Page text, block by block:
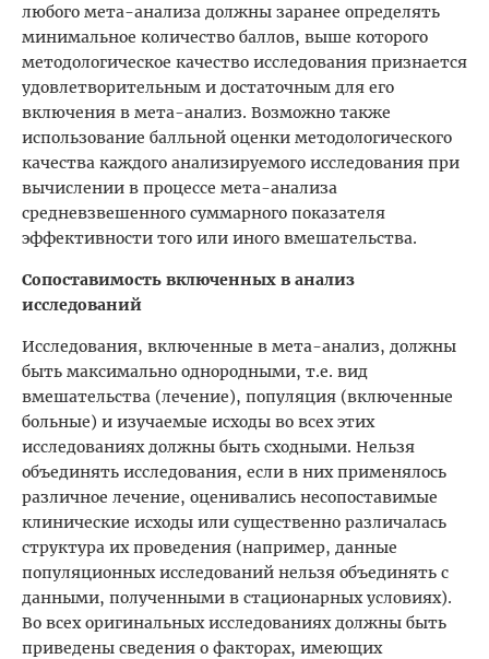
любого мета-анализа должны заранее определять
минимальное количество баллов, выше которого
методологическое качество исследования признается
удовлетворительным и достаточным для его
включения в мета-анализ. Возможно также
использование балльной оценки методологического
качества каждого анализируемого исследования при
вычислении в процессе мета-анализа
средневзвешенного суммарного показателя
эффективности того или иного вмешательства.
Сопоставимость включенных в анализ
исследований
Исследования, включенные в мета-анализ, должны
быть максимально однородными, т.е. вид
вмешательства (лечение), популяция (включенные
больные) и изучаемые исходы во всех этих
исследованиях должны быть сходными. Нельзя
объединять исследования, если в них применялось
различное лечение, оценивались несопоставимые
клинические исходы или существенно различалась
структура их проведения (например, данные
популяционных исследований нельзя объединять с
данными, полученными в стационарных условиях).
Во всех оригинальных исследованиях должны быть
приведены сведения о факторах, имеющих